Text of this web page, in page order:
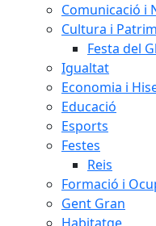
Comunicació i
Cultura i
Festa del
Igualtat
Economia i
Educació
Esports
Festes
Reis
Formació i
Gent Gran